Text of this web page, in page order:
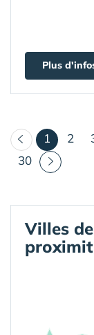
Plus
1 2
30
Villes